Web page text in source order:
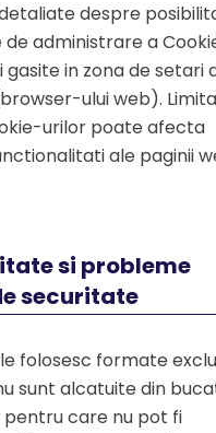
despre
de administrare a
in zona de setari
ului web).
urilor poate afecta
ale paginii
si probleme
securitate
folosesc formate
sunt alcatuite din
care nu pot fi